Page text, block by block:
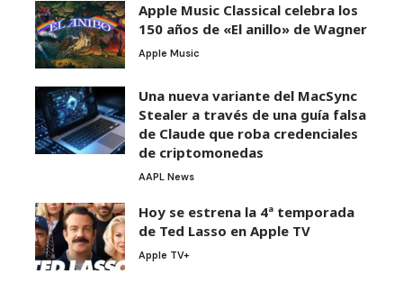
Apple Music Classical celebra los
150 años de «El anillo» de Wagner
Apple Music
Una nueva variante del MacSync
Stealer a través de una guía falsa
de Claude que roba credenciales
de criptomonedas
AAPL News
Hoy se estrena la 4ª temporada
de Ted Lasso en Apple TV
Apple TV+